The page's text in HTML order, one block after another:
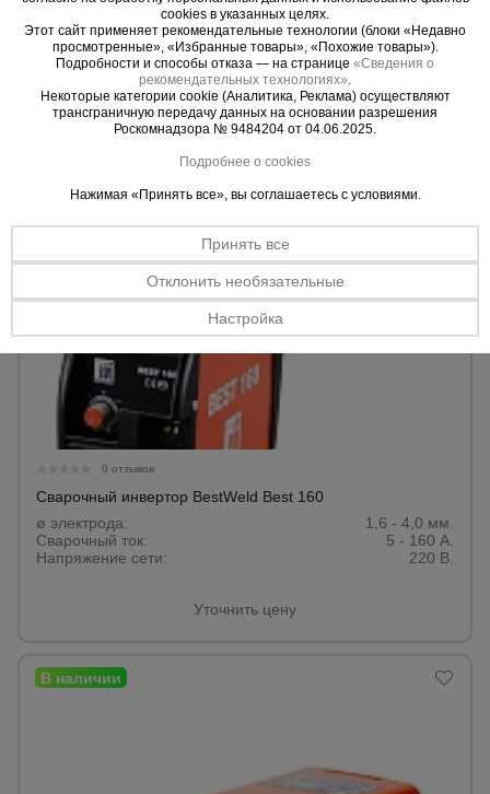
Сварочный полуавтомат Fubag IRMIG 160
ø электрода:
0,6 - 0,8 мм.
Сварочный ток:
30 - 160 А.
Напряжение сети:
Уточнить цену
0 отзывов
Сварочный инвертор BestWeld Best 160
ø электрода:
1,6 - 4,0 мм.
Сварочный ток:
5 - 160 А.
Напряжение сети:
220 В.
Уточнить цену
cookies в указанных целях.
Этот сайт применяет рекомендательные технологии (блоки «Недавно
просмотренные», «Избранные товары», «Похожие товары»).
Подробности и способы отказа — на странице «Сведения о
рекомендательных технологиях».
Некоторые категории cookie (Аналитика, Реклама) осуществляют
трансграничную передачу данных на основании разрешения
Роскомнадзора № 9484204 от 04.06.2025.
Подробнее о cookies
Нажимая «Принять все», вы соглашаетесь с условиями.
Принять все
Отклонить необязательные
Настройка